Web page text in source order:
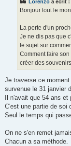
Lorenzo a écrit :
Bonjour tout le
La perte d'un
Je ne dis pas que
le sujet sur
Comment faire
créer des
Je traverse ce
survenue le 31 janvier
Il n'avait que 54 ans
C'est une partie de soi
Seul le temps qui
On ne s'en remet
Chacun a sa méthode.